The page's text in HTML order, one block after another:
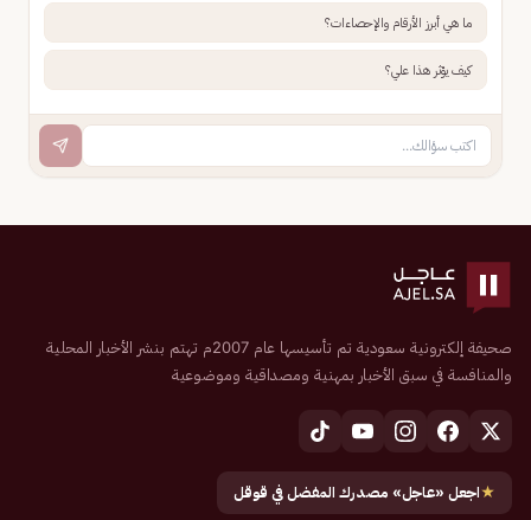
ما هي أبرز الأرقام والإحصاءات؟
كيف يؤثر هذا علي؟
صحيفة إلكترونية سعودية تم تأسيسها عام 2007م تهتم بنشر الأخبار المحلية
والمنافسة في سبق الأخبار بمهنية ومصداقية وموضوعية
★اجعل «عاجل» مصدرك المفضل في قوقل